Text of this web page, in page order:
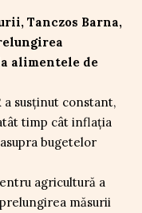
Tanczos Barna,
alimentele de
a susținut constant,
timp cât inflația
bugetelor
agricultură a
măsurii